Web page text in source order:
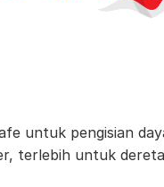
untuk pengisian
terlebih untuk